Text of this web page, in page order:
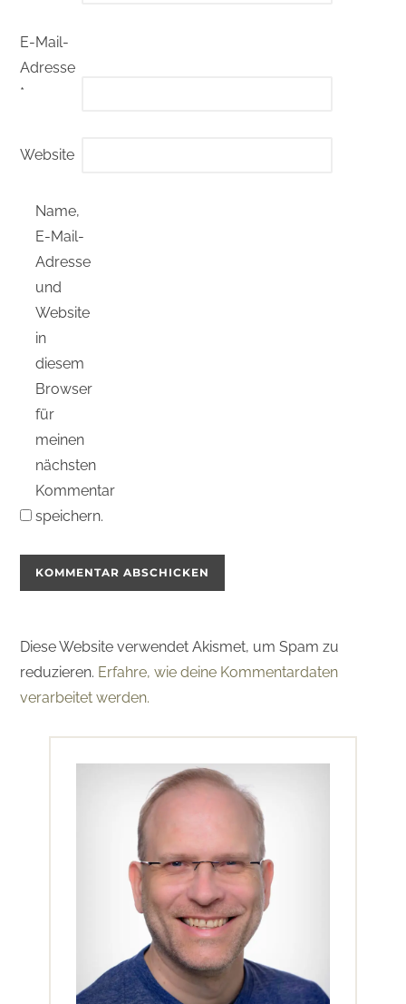
E-Mail-
Adresse
*
Website
Name,
E-Mail-
Adresse
und
Website
in
diesem
Browser
für
meinen
nächsten
Kommentar
speichern.
Diese Website verwendet Akismet, um Spam zu
reduzieren. Erfahre, wie deine Kommentardaten
verarbeitet werden.